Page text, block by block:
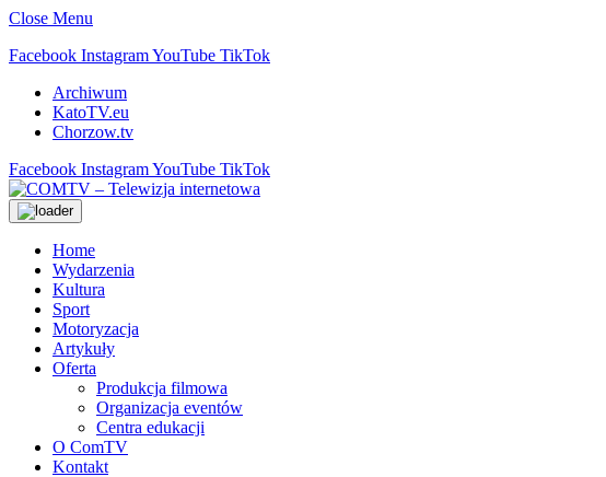
Close Menu
Facebook InstagramYouTube TikTok
Archiwum
KatoTV.eu
Chorzow.tv
Facebook InstagramYouTube TikTok
Home
Wydarzenia
Kultura
Sport
Motoryzacja
Artykuły
Oferta
Produkcja filmowa
Organizacja eventów
Centra edukacji
O ComTV
Kontakt